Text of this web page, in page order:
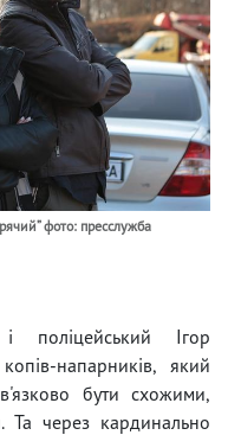
фото: пресслужба
поліцейський Ігор
напарників, який
бути схожими,
Та через кардинально